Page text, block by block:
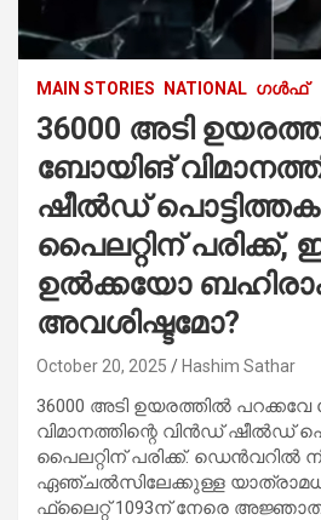
MAIN STORIES NATIONAL ഗൾഫ്
36000 അടി
ബോയിങ്
ഷീൽഡ്
പൈലറ്റിന് പരിക്ക്,
ഉൽക്കയോ
അവശിഷ്ടമോ?
October 20, 2025 Hashim Sathar
36000 അടി ഉയരത്തിൽ
വിമാനത്തിന്റെ വിൻഡ് ഷീൽഡ്
പൈലറ്റിന് പരിക്ക്. ഡെൻ‌വറിൽ
ഏഞ്ചൽസിലേക്കുള്ള
ഫ്ലൈറ്റ് 1093ന് നേരെ അജ്ഞാത